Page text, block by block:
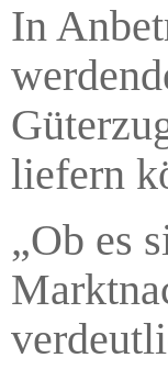
In
liefern
„Ob es